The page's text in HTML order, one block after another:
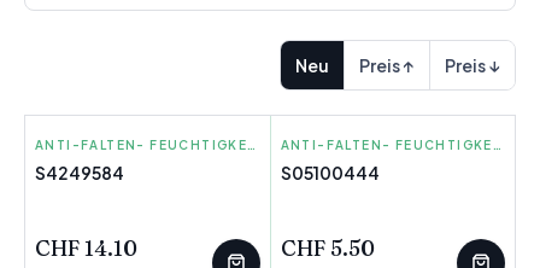
Neu Preis ↑ Preis ↓
EUROSTIL ANTI-FALTEN- FEUCHTIGKEITS CREMES
S4249584
CHF 14.10
CARL&SON ANTI-FALTEN- FEUCHTIGKEITS CREMES
S05100444
CHF 5.50